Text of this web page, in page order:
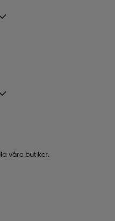
våra butiker.